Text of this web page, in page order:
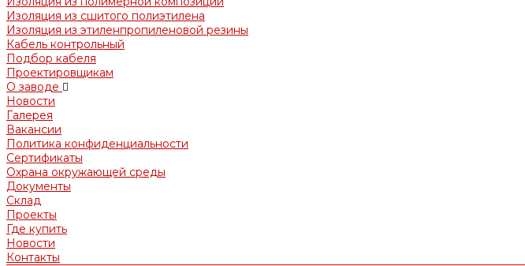
Изоляция из сшитого полиэтилена
Изоляция из этиленпропиленовой резины
Кабель контрольный
Подбор кабеля
Проектировщикам
О заводе
Новости
Галерея
Вакансии
Политика конфиденциальности
Сертификаты
Охрана окружающей среды
Документы
Склад
Проекты
Где купить
Новости
Контакты